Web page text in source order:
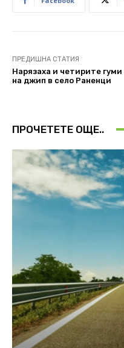
ПРЕДИШНА СТАТИЯ
Нарязаха и четирите гуми
на джип в село Раненци
ПРОЧЕТЕТЕ ОЩЕ..